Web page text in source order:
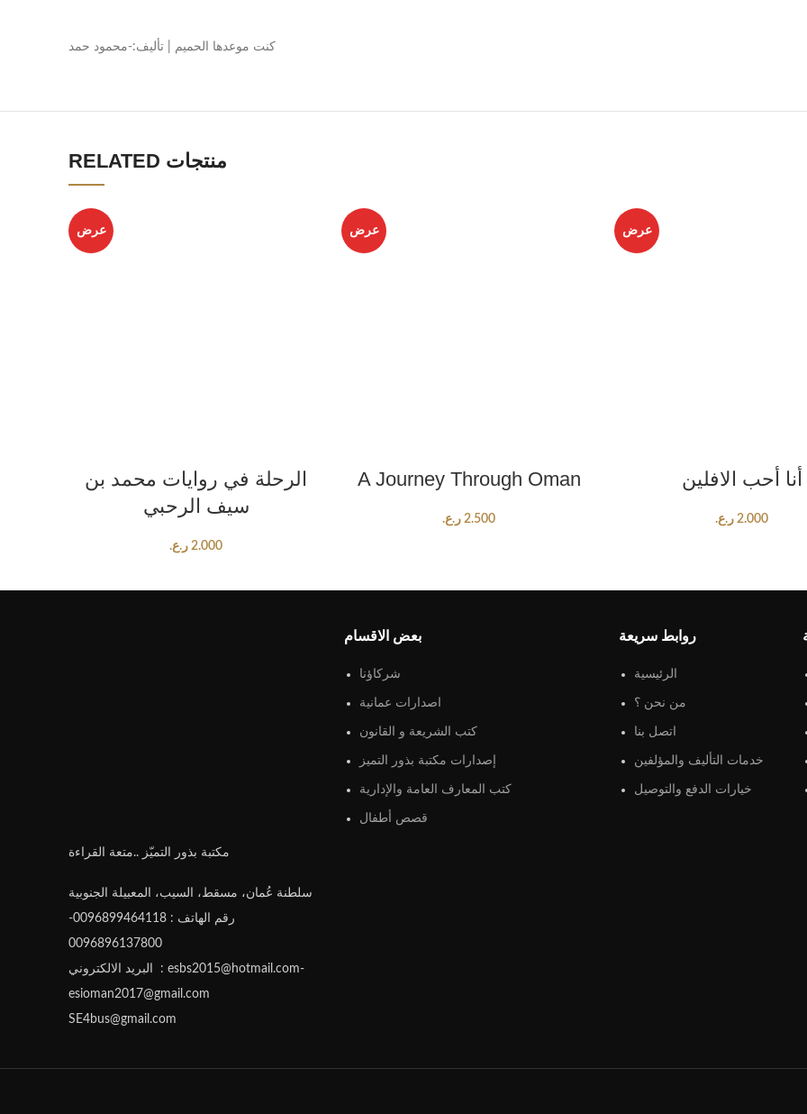
كنت موعدها الحميم | تأليف:-محمود حمد
RELATED منتجات
عرض
الرحلة في روايات محمد بن
سيف الرحبي
2.000 ر.ع.
عرض
A Journey Through Oman
2.500 ر.ع.
عرض
ADD TO CART
أنا أحب الافلين
2.000 ر.ع.
مكتبة بذور التميّز ..متعة القراءة
سلطنة عُمان، مسقط، السيب، المعبيلة الجنوبية
رقم الهاتف : 0096899464118-
0096896137800
البريد الالكتروني : esbs2015@hotmail.com-
esioman2017@gmail.com
SE4bus@gmail.com
بعض الاقسام
شركاؤنا
اصدارات عمانية
كتب الشريعة و القانون
إصدارات مكتبة بذور التميز
كتب المعارف العامة والإدارية
قصص أطفال
روابط سريعة
الرئيسية
من نحن ؟
اتصل بنا
خدمات التأليف والمؤلفين
خيارات الدفع والتوصيل